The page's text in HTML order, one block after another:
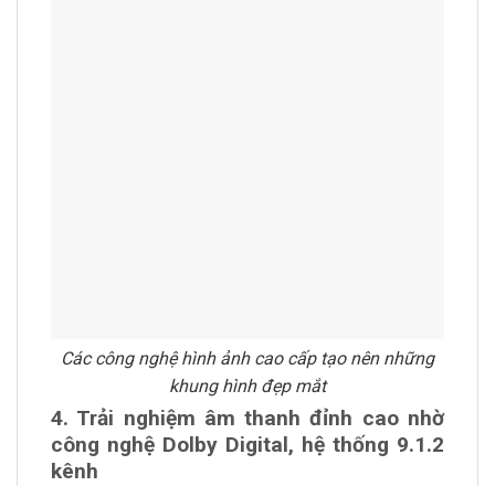
Các công nghệ hình ảnh cao cấp tạo nên những
khung hình đẹp mắt
4. Trải nghiệm âm thanh đỉnh cao nhờ
công nghệ Dolby Digital, hệ thống 9.1.2
kênh